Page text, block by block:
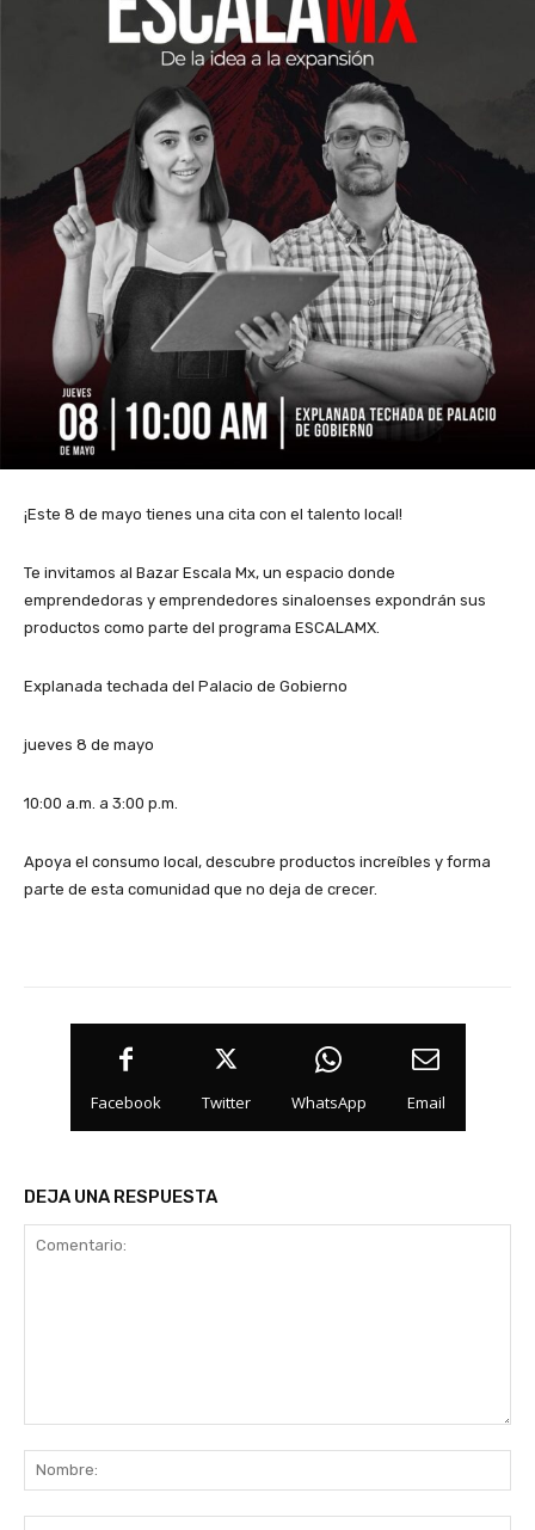
¡Este 8 de mayo tienes una cita con el talento local!
Te invitamos al Bazar Escala Mx, un espacio donde
emprendedoras y emprendedores sinaloenses expondrán sus
productos como parte del programa ESCALAMX.
Explanada techada del Palacio de Gobierno
jueves 8 de mayo
10:00 a.m. a 3:00 p.m.
Apoya el consumo local, descubre productos increíbles y forma
parte de esta comunidad que no deja de crecer.
Facebook Twitter WhatsApp Email
DEJA UNA RESPUESTA